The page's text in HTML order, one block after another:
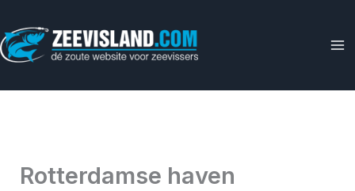
naar
de
Rotterdamse haven